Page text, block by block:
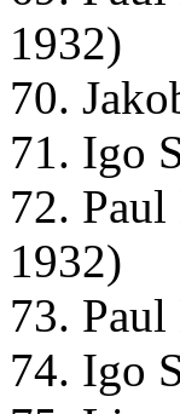
1932)
70.
71. Igo
72.
1932)
73.
74. Igo